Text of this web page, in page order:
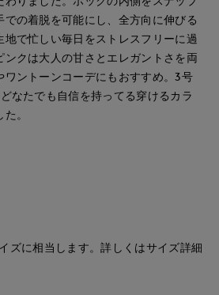
での着脱を可能にし、全方向に伸びる
地で忙しい毎日をストレスフリーに過
ンクは大人の甘さとエレガントさを両
ワントーンコーデにもおすすめ。3号
なたでも自信を持ってる穿けるカラ
。
ズに相当します。詳しくはサイズ詳細